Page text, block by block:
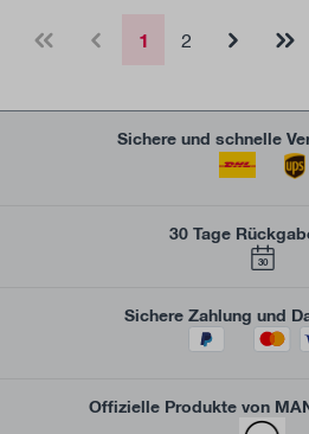
1 2
Sichere und schnelle
30 Tage
30
Sichere Zahlung und
Offizielle Produkte von